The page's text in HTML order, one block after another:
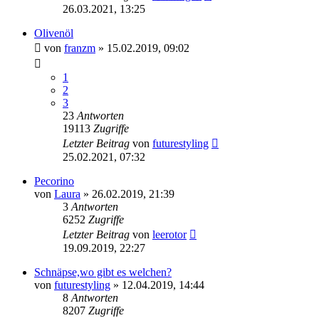
26.03.2021, 13:25
Olivenöl
von franzm » 15.02.2019, 09:02
1
2
3
23 Antworten
19113 Zugriffe
Letzter Beitrag von futurestyling
25.02.2021, 07:32
Pecorino
von Laura » 26.02.2019, 21:39
3 Antworten
6252 Zugriffe
Letzter Beitrag von leerotor
19.09.2019, 22:27
Schnäpse,wo gibt es welchen?
von futurestyling » 12.04.2019, 14:44
8 Antworten
8207 Zugriffe